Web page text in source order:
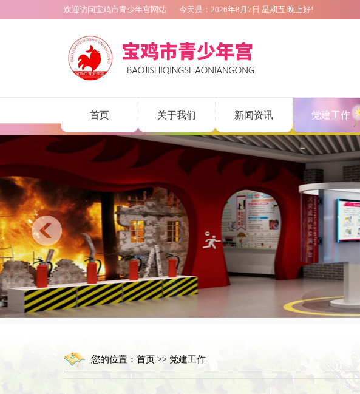
欢迎访问宝鸡市青少年宫网站 今天是： 2026年8月7日 星期五 晚上好!
首页 关于我们 新闻资讯 党建工作
您的位置： 首页>> 党建工作